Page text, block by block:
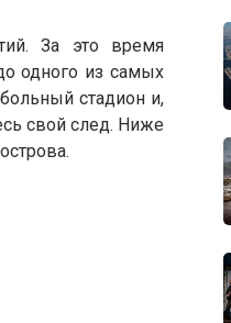
За это время
одного из самых
стадион и,
свой след. Ниже